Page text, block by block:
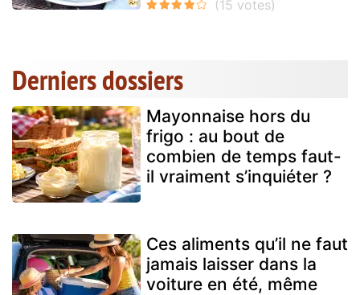
Derniers dossiers
Mayonnaise hors du
frigo : au bout de
combien de temps faut-
il vraiment s’inquiéter ?
Ces aliments qu’il ne faut
jamais laisser dans la
voiture en été, même